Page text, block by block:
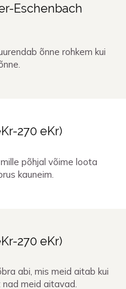
Eschenbach
õnne rohkem kui
-270 eKr)
põhjal võime loota
kauneim.
-270 eKr)
abi, mis meid aitab kui
meid aitavad.